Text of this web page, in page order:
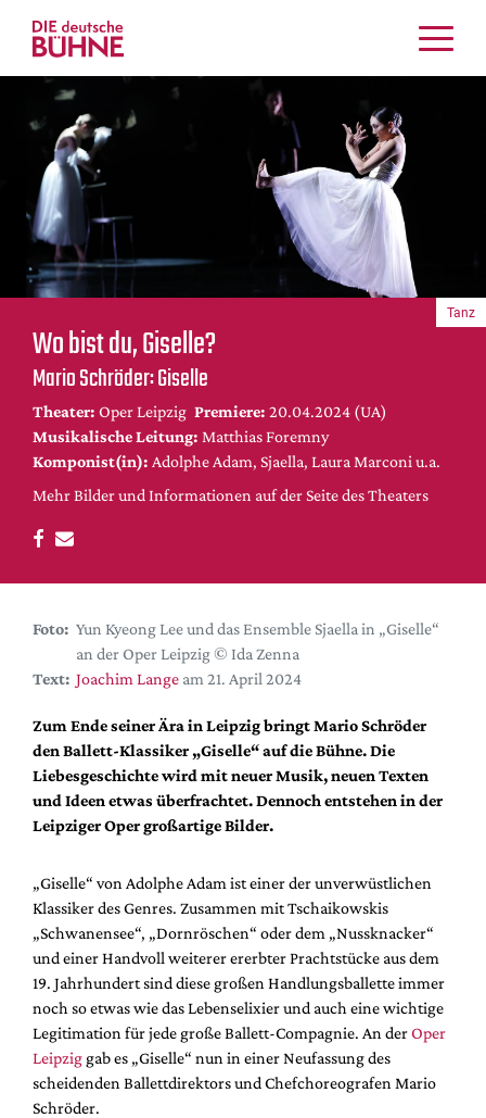
Kritiken
Schauspiel
Musiktheater
Tanz
Crossover
Bühnenwelt
Festivals & Veranstaltungen
Menschen & Theater
Themen
Internationales
Nachrufe
Medientipps
DdB-map
Kalender
Premierensuche
Hefte
Alle Hefte
Leseproben
Podcast
Service
Shop / Abo
Redaktion
Autor:innen
Partner
Mediadaten
Suche
Wo bist du, Giselle?
Mario Schröder: Giselle
Theater: Oper Leipzig Premiere: 20.04.2024 (UA)
Musikalische Leitung: Matthias Foremny
Komponist(in): Adolphe Adam, Sjaella, Laura Marconi u.a.
Mehr Bilder und Informationen auf der Seite des Theaters
Tanz
Foto: Yun Kyeong Lee und das Ensemble Sjaella in „Giselle“
an der Oper Leipzig © Ida Zenna
Text: Joachim Lange am 21. April 2024
Zum Ende seiner Ära in Leipzig bringt Mario Schröder
den Ballett-Klassiker „Giselle“ auf die Bühne. Die
Liebesgeschichte wird mit neuer Musik, neuen Texten
und Ideen etwas überfrachtet. Dennoch entstehen in der
Leipziger Oper großartige Bilder.
„Giselle“ von Adolphe Adam ist einer der unverwüstlichen
Klassiker des Genres. Zusammen mit Tschaikowskis
„Schwanensee“, „Dornröschen“ oder dem „Nussknacker“
und einer Handvoll weiterer ererbter Prachtstücke aus dem
19. Jahrhundert sind diese großen Handlungsballette immer
noch so etwas wie das Lebenselixier und auch eine wichtige
Legitimation für jede große Ballett-Compagnie. An derOper
Leipzig gab es „Giselle“ nun in einer Neufassung des
scheidenden Ballettdirektors und Chefchoreografen Mario
Schröder.